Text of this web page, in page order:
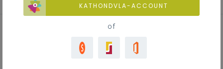
Werkplekleren in de
KATHONDVLA-ACCOUNT
of